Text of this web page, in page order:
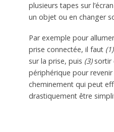
plusieurs tapes sur
un objet ou en changer
Par exemple pour
prise connectée, il faut (1)
sur la prise, puis (3)sortir
périphérique pour
cheminement qui peut
drastiquement être